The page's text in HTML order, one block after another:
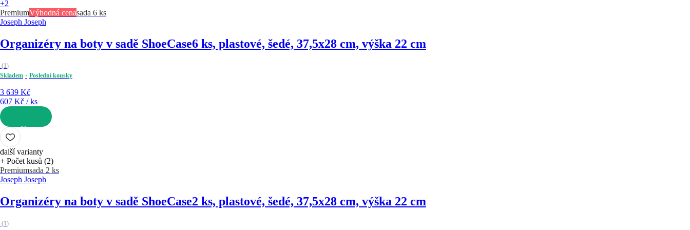
+2
PremiumVýhodná cenasada 6 ks
Joseph Joseph
Organizéry na boty v sadě ShoeCase6 ks, plastové, šedé, 37,5x28 cm, výška 22 cm
(1)
Skladem
Poslední kousky
3 639 Kč
607 Kč / ks
DO KOŠÍKU
další varianty
+ Počet kusů (2)
Premiumsada 2 ks
Joseph Joseph
Organizéry na boty v sadě ShoeCase2 ks, plastové, šedé, 37,5x28 cm, výška 22 cm
(1)